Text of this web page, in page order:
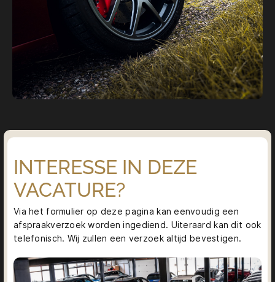
INTERESSE IN DEZE
VACATURE?
Via het formulier op deze pagina kan eenvoudig een
afspraakverzoek worden ingediend. Uiteraard kan dit ook
telefonisch. Wij zullen een verzoek altijd bevestigen.